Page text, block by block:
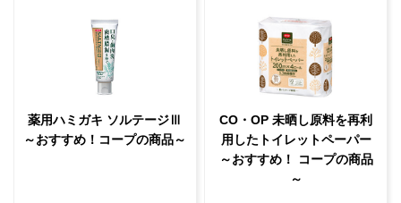
薬用ハミガキ ソルテージⅢ
～おすすめ！コープの商品～
CO・OP 未晒し原料を再利
用したトイレットペーパー
～おすすめ！ コープの商品
～